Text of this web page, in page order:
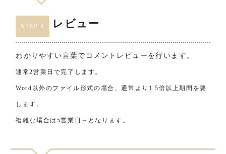
STEP 4 レビュー
わかりやすい言葉でコメントレビューを行います。
通常2営業日で完了します。
Word以外のファイル形式の場合、通常より1.5倍以上期間を要
します。
複雑な場合は5営業日～となります。